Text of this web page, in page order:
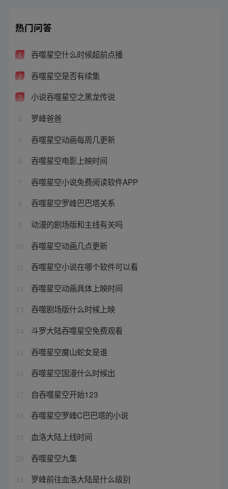
热门问答
1 吞噬星空什么时候超前点播
2 吞噬星空是否有续集
3 小说吞噬星空之黑龙传说
4 罗峰爸爸
5 吞噬星空动画每周几更新
6 吞噬星空电影上映时间
7 吞噬星空小说免费阅读软件APP
8 吞噬星空罗峰巴巴塔关系
9 动漫的剧场版和主线有关吗
10 吞噬星空动画几点更新
吞噬星空小说在哪个软件可以看
12 吞噬星空动画具体上映时间
13 吞噬剧场版什么时候上映
14 斗罗大陆吞噬星空免费观看
15 吞噬星空魔山蛇女是谁
16 吞噬星空国漫什么时候出
17 自吞噬星空开始123
18 吞噬星空罗峰C巴巴塔的小说
19 血洛大陆上线时间
20 吞噬星空九集
21 罗峰前往血洛大陆是什么级别